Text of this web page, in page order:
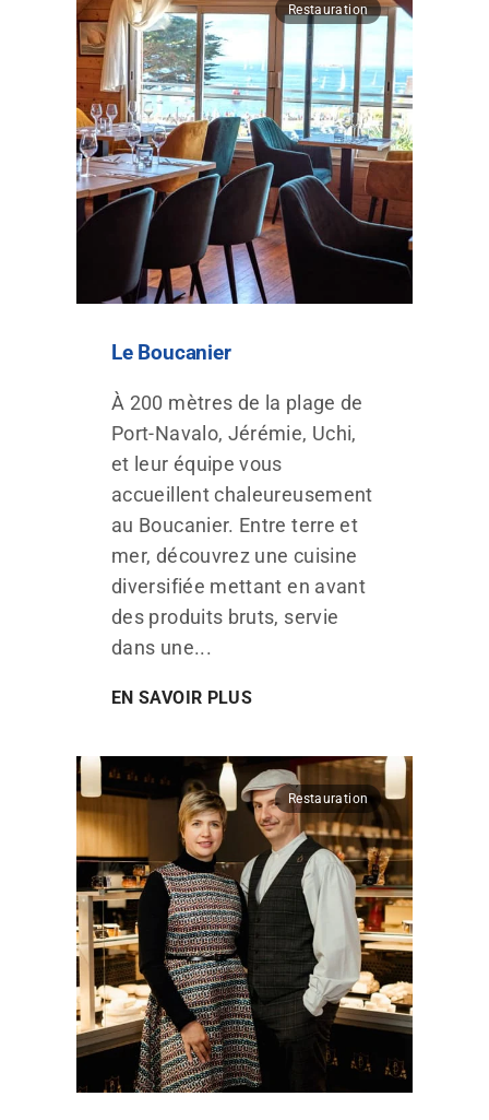
Restauration
Le Boucanier
À 200 mètres de la plage de
Port-Navalo, Jérémie, Uchi,
et leur équipe vous
accueillent chaleureusement
au Boucanier. Entre terre et
mer, découvrez une cuisine
diversifiée mettant en avant
des produits bruts, servie
dans une...
EN SAVOIR PLUS
Restauration